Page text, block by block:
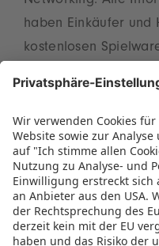
haben Einkäufer und
kostenlosen
Eine Übersicht zu
um den Besuch der
Webseite